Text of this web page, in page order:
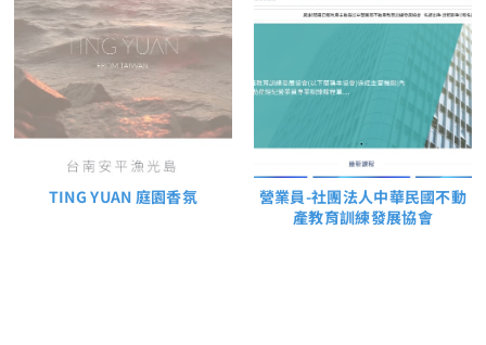
TING YUAN 庭園香氛
營業員-社團法人中華民國不動
產教育訓練發展協會